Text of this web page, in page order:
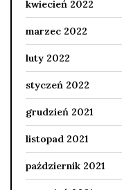
kwiecień 2022
marzec 2022
luty 2022
styczeń 2022
grudzień 2021
listopad 2021
październik 2021